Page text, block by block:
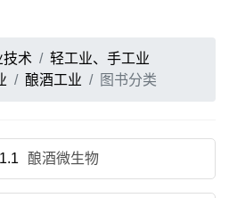
技术
轻工业、手工业
酿酒工业 图书分类
酿酒微生物